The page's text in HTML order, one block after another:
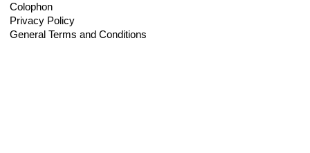
Colophon
Privacy Policy
General Terms and Conditions